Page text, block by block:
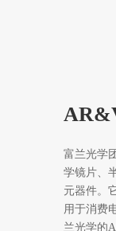
富兰光学
学镜片、
元器件。
用于消费
兰光学的